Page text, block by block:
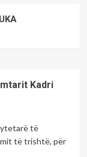
Selvete
Age Bilani
Kadri
të
të trishtë, për